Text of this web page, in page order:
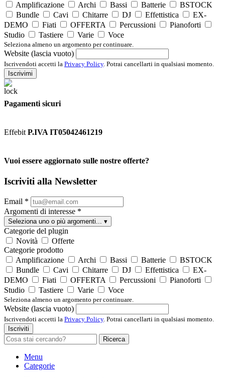
Amplificazione
Archi Bassi Batterie
BSTOCK
Bundle
Cavi Chitarre DJ Effettistica
EX-
DEMO
Fiati OFFERTA Percussioni
Pianoforti
Studio
Tastiere Varie Voce
Seleziona almeno un argomento per continuare.
Website (lascia vuoto)
Iscrivendoti accetti la Privacy Policy. Potrai cancellarti in qualsiasi momento.
Iscrivimi
Pagamenti sicuri
Effebit P.IVA IT05042461219
Vuoi essere aggiornato sulle nostre offerte?
Iscriviti alla Newsletter
Email *
Argomenti di interesse *
Seleziona uno o più argomenti... ▾
Categorie del plugin
Novità
Offerte
Categorie prodotto
Amplificazione
Archi Bassi Batterie
BSTOCK
Bundle
Cavi Chitarre DJ Effettistica
EX-
DEMO
Fiati OFFERTA Percussioni
Pianoforti
Studio
Tastiere Varie Voce
Seleziona almeno un argomento per continuare.
Website (lascia vuoto)
Iscrivendoti accetti la Privacy Policy. Potrai cancellarti in qualsiasi momento.
Iscriviti
Ricerca
Menu
Categorie